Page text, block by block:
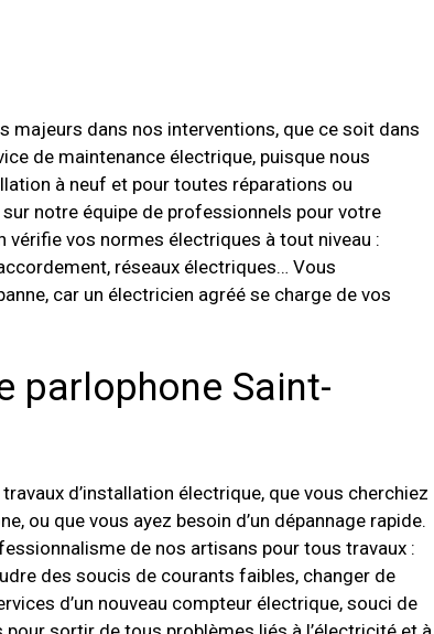
dans nos interventions, que ce soit dans
de maintenance électrique, puisque nous
à neuf et pour toutes réparations ou
notre équipe de professionnels pour votre
vos normes électriques à tout niveau :
réseaux électriques… Vous
car un électricien agréé se charge de vos
parlophone Saint-
d’installation électrique, que vous cherchiez
ou que vous ayez besoin d’un dépannage rapide.
de nos artisans pour tous travaux :
des soucis de courants faibles, changer de
d’un nouveau compteur électrique, souci de